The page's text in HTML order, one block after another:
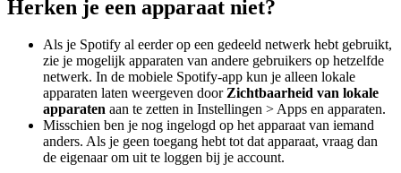
Herken je een apparaat niet?
Als je Spotify al eerder op een gedeeld netwerk hebt gebruikt,
zie je mogelijk apparaten van andere gebruikers op hetzelfde
netwerk. In de mobiele Spotify-app kun je alleen lokale
apparaten laten weergeven doorZichtbaarheid van lokale
apparaten aan te zetten in Instellingen > Apps en apparaten.
Misschien ben je nog ingelogd op het apparaat van iemand
anders. Als je geen toegang hebt tot dat apparaat, vraag dan
de eigenaar om uit te loggen bij je account.